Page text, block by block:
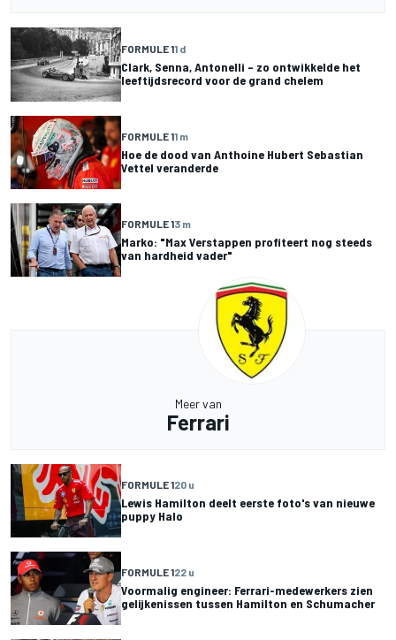
FORMULE 11 d
Clark, Senna, Antonelli – zo ontwikkelde het
leeftijdsrecord voor de grand chelem
FORMULE 11 m
Hoe de dood van Anthoine Hubert Sebastian
Vettel veranderde
FORMULE 13 m
Marko: "Max Verstappen profiteert nog steeds
van hardheid vader"
Meer van
Ferrari
FORMULE 120 u
Lewis Hamilton deelt eerste foto's van nieuwe
puppy Halo
FORMULE 122 u
Voormalig engineer: Ferrari-medewerkers zien
gelijkenissen tussen Hamilton en Schumacher